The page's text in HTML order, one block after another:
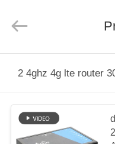
PRODUCTEN
ONGEVEER
Communications
Rights
2 4ghz 4g lte router